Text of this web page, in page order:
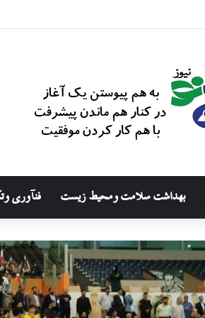
بهداشت سلامت ومحیط زیست فنآوری